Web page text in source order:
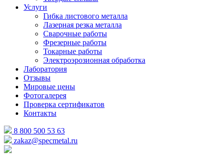
Услуги
Гибка листового металла
Лазерная резка металла
Сварочные работы
Фрезерные работы
Токарные работы
Электроэрозионная обработка
Лаборатория
Отзывы
Мировые цены
Фотогалерея
Проверка сертификатов
Контакты
8 800 500 53 63
zakaz@specmetal.ru